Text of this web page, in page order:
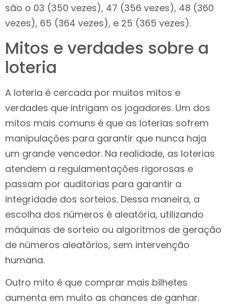
são o 03 (350 vezes), 47 (356 vezes), 48 (360
vezes), 65 (364 vezes), e 25 (365 vezes).
Mitos e verdades sobre a
loteria
A loteria é cercada por muitos mitos e
verdades que intrigam os jogadores. Um dos
mitos mais comuns é que as loterias sofrem
manipulações para garantir que nunca haja
um grande vencedor. Na realidade, as loterias
atendem a regulamentações rigorosas e
passam por auditorias para garantir a
integridade dos sorteios. Dessa maneira, a
escolha dos números é aleatória, utilizando
máquinas de sorteio ou algoritmos de geração
de números aleatórios, sem intervenção
humana.
Outro mito é que comprar mais bilhetes
aumenta em muito as chances de ganhar.